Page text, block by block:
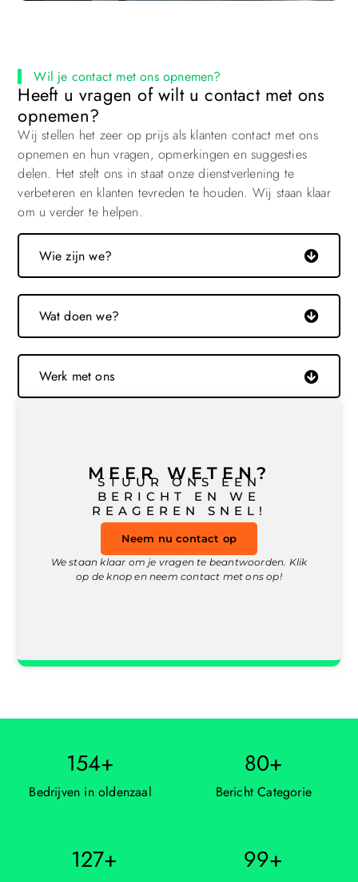
MEER WETEN?
STUUR ONS EEN
BERICHT EN WE
REAGEREN SNEL!
Neem nu contact op
We staan klaar om je vragen te beantwoorden. Klik
op de knop en neem contact met ons op!
Wil je contact met ons opnemen?
Heeft u vragen of wilt u contact met ons
opnemen?
Wij stellen het zeer op prijs als klanten contact met ons
opnemen en hun vragen, opmerkingen en suggesties
delen. Het stelt ons in staat onze dienstverlening te
verbeteren en klanten tevreden te houden. Wij staan klaar
om u verder te helpen.
Wie zijn we?
Wat doen we?
Werk met ons
Bedrijven in oldenzaal
154+
Bericht Categorie
80+
127+ 99+